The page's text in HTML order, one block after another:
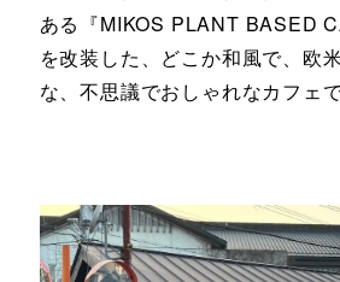
ある『MIKOS PLANT BASED
を改装した、どこか和風で、欧
な、不思議でおしゃれなカフェで